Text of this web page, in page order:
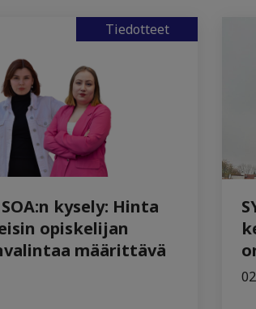
Tiedotteet
kysely: Hinta
opiskelijan
määrittävä